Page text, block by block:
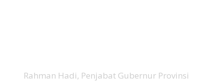
Rahman Hadi, Penjabat Gubernur Provinsi